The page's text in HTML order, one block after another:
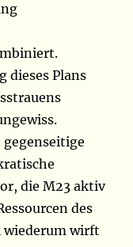
dieses Plans
die M23 aktiv
des
wiederum wirft